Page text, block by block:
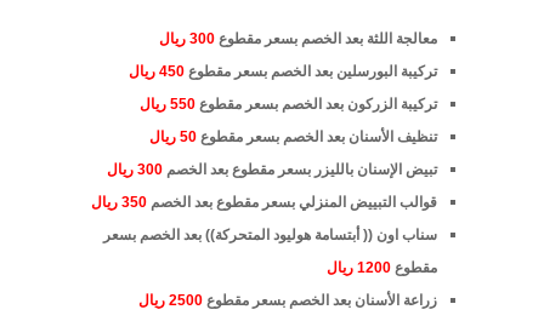
معالجة اللثة بعد الخصم بسعر مقطوع 300 ريال
تركيبة البورسلين بعد الخصم بسعر مقطوع 450 ريال
تركيبة الزركون بعد الخصم بسعر مقطوع 550 ريال
تنظيف الأسنان بعد الخصم بسعر مقطوع 50 ريال
تبيض الإسنان بالليزر بسعر مقطوع بعد الخصم 300 ريال
قوالب التبييض المنزلي بسعر مقطوع بعد الخصم 350 ريال
سناب اون (( أبتسامة هوليود المتحركة)) بعد الخصم بسعر
مقطوع 1200 ريال
زراعة الأسنان بعد الخصم بسعر مقطوع 2500 ريال